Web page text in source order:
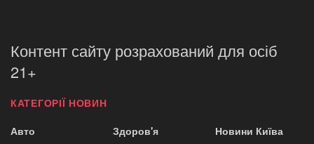
Контент сайту розрахований для осіб
21+
КАТЕГОРІЇ НОВИН
Авто
Здоров'я
Новини Київа